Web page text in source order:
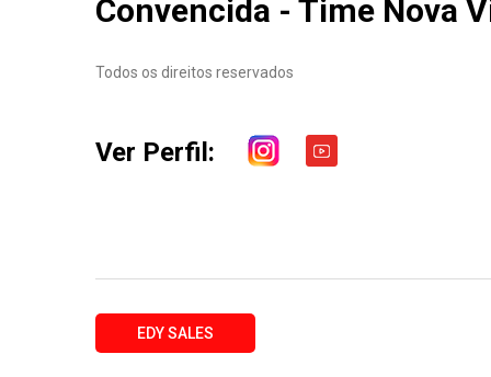
Convencida - Time Nova
Todos os direitos reservados
Ver Perfil:
EDY SALES